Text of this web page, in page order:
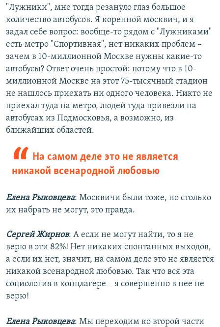
"Лужники", мне тогда резануло глаз большое
количество автобусов. Я коренной москвич, и я
задал себе вопрос: вообще-то рядом с "Лужниками"
есть метро "Спортивная", нет никаких проблем –
зачем в 10-миллионной Москве нужны какие-то
автобусы? Ответ очень простой: потому что в 10-
миллионной Москве на этот 75-тысячный стадион
не нашлось приехать ни одного человека. Никто не
приехал туда на метро, людей туда привезли на
автобусах из Подмосковья, а возможно, из
ближайших областей.
На самом деле это не является
никакой всенародной любовью
Елена Рыковцева: Москвичи были тоже, но столько
их набрать не могут, это правда.
Сергей Жирнов: А если не могут найти, то я не
верю в эти 82%! Нет никаких спонтанных выходов,
а если их нет, значит, на самом деле это не является
никакой всенародной любовью. Так что вся эта
социология в концлагере – я совершенно в нее не
верю!
Елена Рыковцева: Мы переходим ко второй части